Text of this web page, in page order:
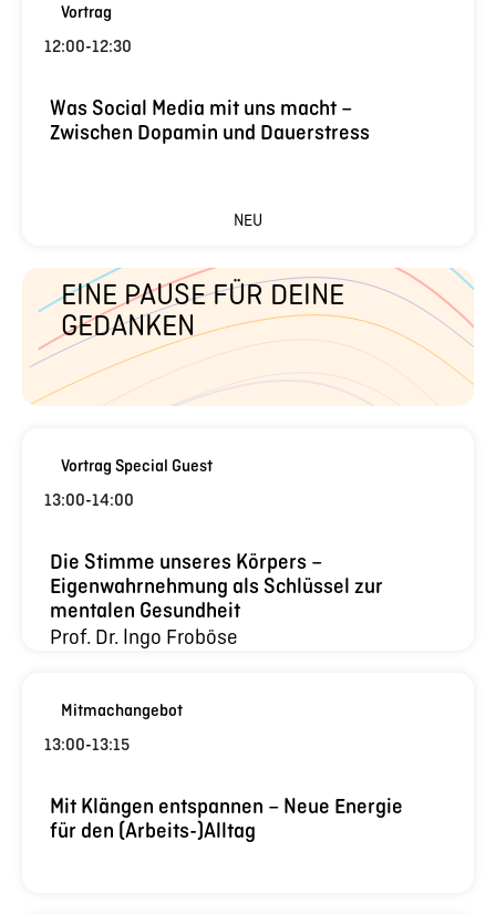
Vortrag
12:00-12:30
Was Social Media mit uns macht –
Zwischen Dopamin und Dauerstress
NEU
EINE PAUSE FÜR DEINE
GEDANKEN
Vortrag Special Guest
13:00-14:00
Die Stimme unseres Körpers –
Eigenwahrnehmung als Schlüssel zur
mentalen Gesundheit
Prof. Dr. Ingo Froböse
Mitmachangebot
13:00-13:15
Mit Klängen entspannen – Neue Energie
für den (Arbeits-)Alltag